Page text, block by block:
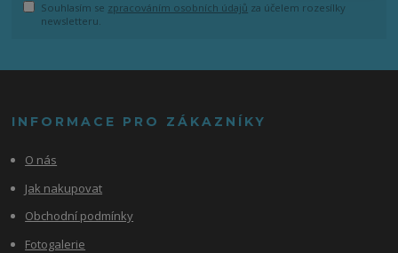
Souhlasím se zpracováním osobních údajů za účelem rozesílky
newsletteru.
INFORMACE PRO ZÁKAZNÍKY
O nás
Jak nakupovat
Obchodní podmínky
Fotogalerie